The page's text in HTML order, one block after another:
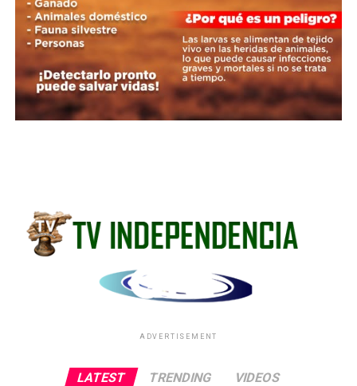
ADVERTISEMENT
LATEST TRENDING VIDEOS